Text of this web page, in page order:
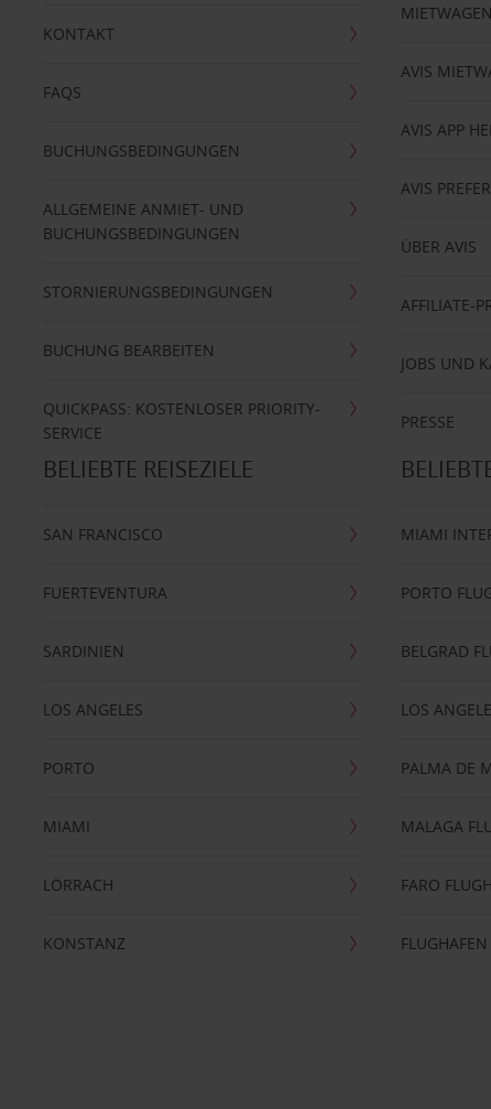
KONTAKT
FAQS
BUCHUNGSBEDINGUNGEN
ALLGEMEINE ANMIET- UND
BUCHUNGSBEDINGUNGEN
STORNIERUNGSBEDINGUNGEN
BUCHUNG BEARBEITEN
QUICKPASS: KOSTENLOSER PRIORITY-
SERVICE
AVIS
AVIS APP
AVIS
ÜBER AVIS
AFFILIATE-
JOBS UND
PRESSE
BELIEBTE REISEZIELE
SAN FRANCISCO
FUERTEVENTURA
SARDINIEN
LOS ANGELES
PORTO
MIAMI
LÖRRACH
KONSTANZ
MIAMI
PORTO
BELGRAD
LOS
PALMA DE
MALAGA
FARO